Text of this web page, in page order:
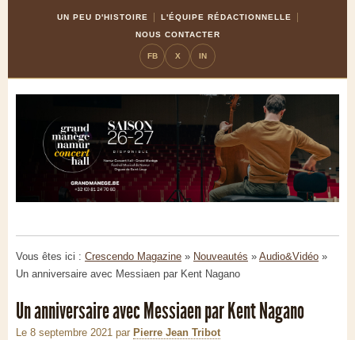
UN PEU D'HISTOIRE
L'ÉQUIPE RÉDACTIONNELLE
NOUS CONTACTER
FB X IN
Vous êtes ici : Crescendo Magazine » Nouveautés » Audio&Vidéo »
Un anniversaire avec Messiaen par Kent Nagano
Un anniversaire avec Messiaen par Kent Nagano
Le 8 septembre 2021 par Pierre Jean Tribot